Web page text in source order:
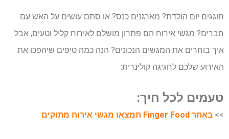
חוגגים יום הולדת? מארגנים כנס? או סתם עושים על האש עם
חברים? מגשי אירוח הם פתרון מושלם לאירוח קליל וטעים, אבל
איך בוחרים את המגשים הנכונים? הנה כמה טיפים שיהפכו את
האירוע שלכם לחגיגה קולינרית:
טעמים לכל חיך:
>> באתר Finger Food תמצאו מגשי אירוח מתוקים